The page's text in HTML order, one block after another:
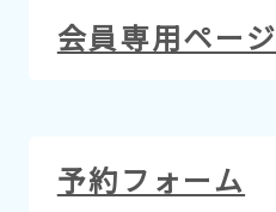
会員専用ページ
予約フォーム